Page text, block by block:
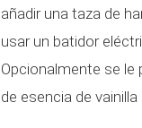
añadir una taza de
usar un batidor
Opcionalmente se le
de esencia de